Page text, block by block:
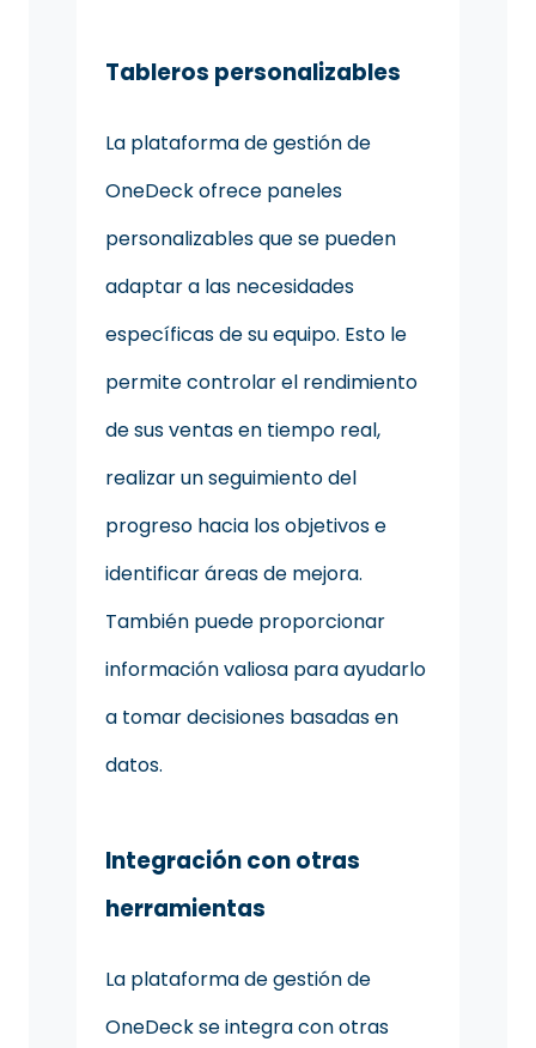
Tableros personalizables
La plataforma de gestión de
OneDeck ofrece paneles
personalizables que se pueden
adaptar a las necesidades
específicas de su equipo. Esto le
permite controlar el rendimiento
de sus ventas en tiempo real,
realizar un seguimiento del
progreso hacia los objetivos e
identificar áreas de mejora.
También puede proporcionar
información valiosa para ayudarlo
a tomar decisiones basadas en
datos.
Integración con otras
herramientas
La plataforma de gestión de
OneDeck se integra con otras